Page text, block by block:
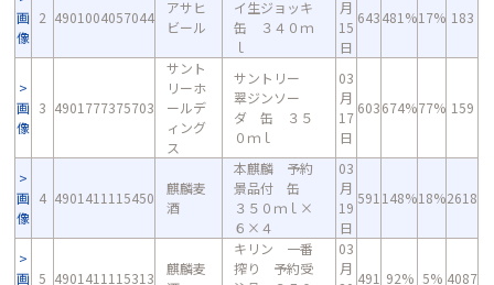
画
像
2 4901004057044
アサヒ
ビール
イ生ジョッキ
缶 ３４０ｍ
ｌ
月
15
日
643481%17% 183
画
像
3 4901777375703
サント
リーホ
ールデ
ィング
ス
サントリー
翠ジンソー
ダ 缶 ３５
０ｍｌ
03
月
17
日
603674%77% 159
画
像
4 4901411115450
麒麟麦
酒
本麒麟 予約
景品付 缶
３５０ｍｌ×
６×４
03
月
19
日
591 148%18%2618
画 5 4901411115313
麒麟麦
キリン 一番
搾り 予約受
03
月
491 92% 5% 4087